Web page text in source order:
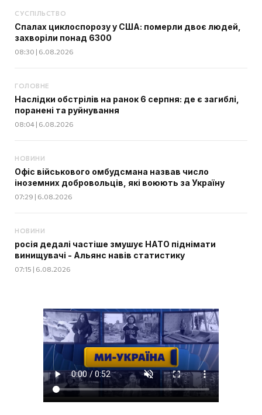
СУСПІЛЬСТВО
Спалах циклоспорозу у США: померли двоє людей,
захворіли понад 6300
08:30 | 6.08.2026
ГОЛОВНЕ
Наслідки обстрілів на ранок 6 серпня: де є загиблі,
поранені та руйнування
08:04 | 6.08.2026
НОВИНИ
Офіс військового омбудсмана назвав число
іноземних добровольців, які воюють за Україну
07:29 | 6.08.2026
НОВИНИ
росія дедалі частіше змушує НАТО піднімати
винищувачі - Альянс навів статистику
07:15 | 6.08.2026